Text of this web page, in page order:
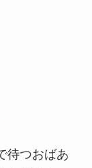
待つおばあ